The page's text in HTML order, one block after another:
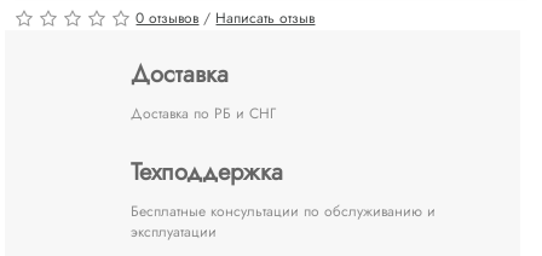
0 отзывов / Написать отзыв
Доставка
Доставка по РБ и СНГ
Техподдержка
Бесплатные консультации по обслуживанию и
эксплуатации